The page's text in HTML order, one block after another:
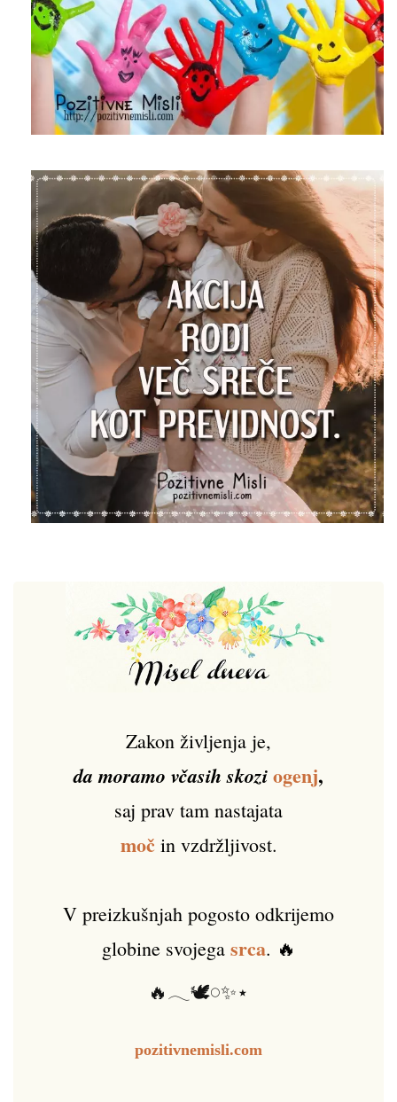
Zakon življenja je,
da moramo včasih skoziogenj,
saj prav tam nastajata
močin vzdržljivost.
V preizkušnjah pogosto odkrijemo
globine svojega srca. 🔥
🔥𓂃🕊️𓏸✨⋆
pozitivnemisli.com